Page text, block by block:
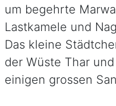
um begehrte
Lastkamele und
Das kleine
der Wüste Thar
einigen grossen